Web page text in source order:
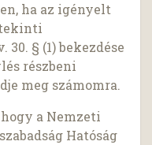
ha az igényelt
tekinti
§ (1) bekezdése
részbeni
meg számomra.
a Nemzeti
Hatóság